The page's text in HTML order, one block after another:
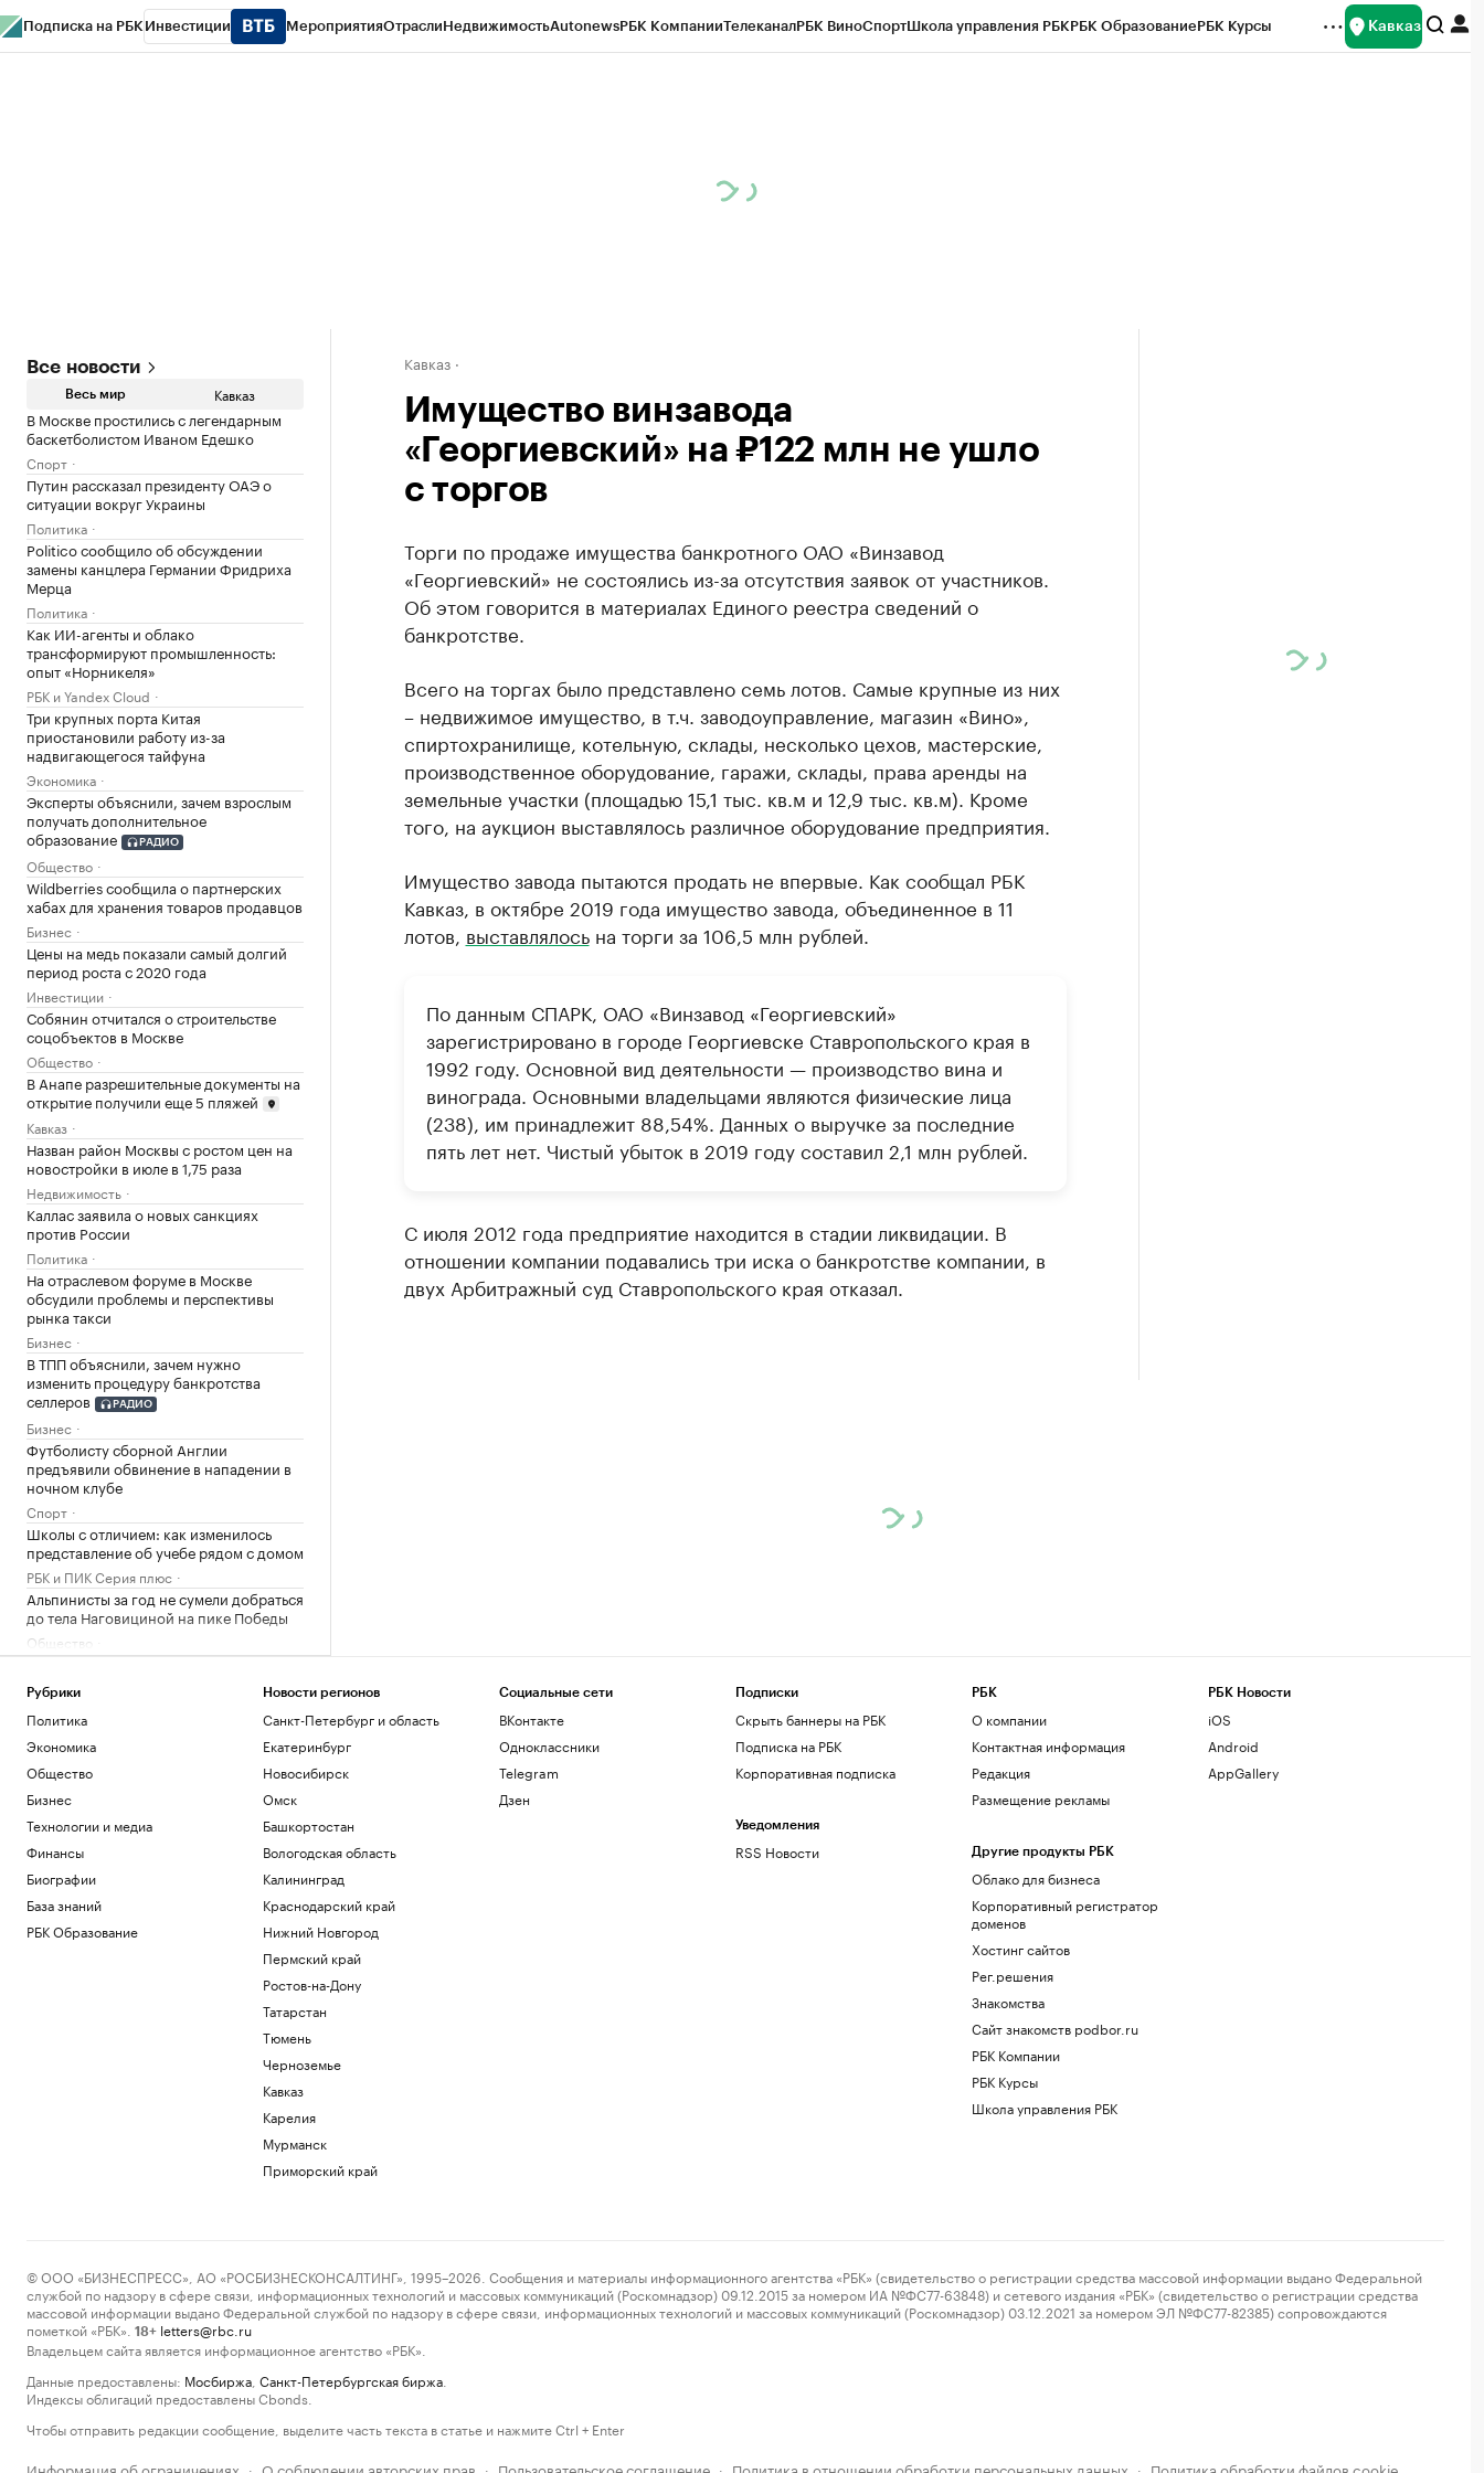
Подписка на РБК Инвестиции МероприятияОтраслиНедвижимостьAutonewsРБК КомпанииТелеканалРБК ВиноСпортШкола управления РБКРБК ОбразованиеРБК Курсы Кавказ
Все новости
Весь мир Кавказ
В Москве простились с легендарным
баскетболистом Иваном Едешко
Спорт
Путин рассказал президенту ОАЭ о
ситуации вокруг Украины
Политика
Politico сообщило об обсуждении
замены канцлера Германии Фридриха
Мерца
Политика
Как ИИ-агенты и облако
трансформируют промышленность:
опыт «Норникеля»
РБК и Yandex Cloud
Три крупных порта Китая
приостановили работу из-за
надвигающегося тайфуна
Экономика
Эксперты объяснили, зачем взрослым
получать дополнительное
образование
РАДИО
Общество
Wildberries сообщила о партнерских
хабах для хранения товаров продавцов
Бизнес
Цены на медь показали самый долгий
период роста с 2020 года
Инвестиции
Собянин отчитался о строительстве
соцобъектов в Москве
Общество
В Анапе разрешительные документы на
открытие получили еще 5 пляжей
Кавказ
Назван район Москвы с ростом цен на
новостройки в июле в 1,75 раза
Недвижимость
Каллас заявила о новых санкциях
против России
Политика
На отраслевом форуме в Москве
обсудили проблемы и перспективы
рынка такси
Бизнес
В ТПП объяснили, зачем нужно
изменить процедуру банкротства
селлеров
РАДИО
Бизнес
Футболисту сборной Англии
предъявили обвинение в нападении в
ночном клубе
Спорт
Школы с отличием: как изменилось
представление об учебе рядом с домом
РБК и ПИК Серия плюс
Альпинисты за год не сумели добраться
до тела Наговициной на пике Победы
Общество
Как найти свое предназначение и
Образование
FT узнала о выборе ЕС — расширяться
«сейчас или никогда»
Политика
Турпоток в Карачаево-Черкесию вырос
вдвое в первом полугодии 2026 г.
Кавказ
Кавказ
Имущество винзавода
«Георгиевский» на ₽122 млн не ушло
с торгов
Торги по продаже имущества банкротного ОАО «Винзавод
«Георгиевский» не состоялись из-за отсутствия заявок от участников.
Об этом говорится в материалах Единого реестра сведений о
банкротстве.
Всего на торгах было представлено семь лотов. Самые крупные из них
– недвижимое имущество, в т.ч. заводоуправление, магазин «Вино»,
спиртохранилище, котельную, склады, несколько цехов, мастерские,
производственное оборудование, гаражи, склады, права аренды на
земельные участки (площадью 15,1 тыс. кв.м и 12,9 тыс. кв.м). Кроме
того, на аукцион выставлялось различное оборудование предприятия.
Имущество завода пытаются продать не впервые. Как сообщал РБК
Кавказ, в октябре 2019 года имущество завода, объединенное в 11
лотов, выставлялосьна торги за 106,5 млн рублей.
По данным СПАРК, ОАО «Винзавод «Георгиевский»
зарегистрировано в городе Георгиевске Ставропольского края в
1992 году. Основной вид деятельности — производство вина и
винограда. Основными владельцами являются физические лица
(238), им принадлежит 88,54%. Данных о выручке за последние
пять лет нет. Чистый убыток в 2019 году составил 2,1 млн рублей.
С июля 2012 года предприятие находится в стадии ликвидации. В
отношении компании подавались три иска о банкротстве компании, в
двух Арбитражный суд Ставропольского края отказал.
Рубрики
Политика
Экономика
Общество
Бизнес
Технологии и медиа
Финансы
Биографии
База знаний
РБК Образование
Новости регионов
Санкт-Петербург и область
Екатеринбург
Новосибирск
Омск
Башкортостан
Вологодская область
Калининград
Краснодарский край
Нижний Новгород
Пермский край
Ростов-на-Дону
Татарстан
Тюмень
Черноземье
Кавказ
Карелия
Мурманск
Приморский край
Социальные сети
ВКонтакте
Одноклассники
Telegram
Дзен
Подписки
Скрыть баннеры на РБК
Подписка на РБК
Корпоративная подписка
Уведомления
RSS Новости
РБК
О компании
Контактная информация
Редакция
Размещение рекламы
Другие продукты РБК
Облако для бизнеса
Корпоративный регистратор
доменов
Хостинг сайтов
Рег.решения
Знакомства
Сайт знакомств podbor.ru
РБК Компании
РБК Курсы
Школа управления РБК
РБК Новости
iOS
Android
AppGallery
© ООО «БИЗНЕСПРЕСС», АО «РОСБИЗНЕСКОНСАЛТИНГ», 1995–2026. Сообщения и материалы информационного агентства «РБК» (свидетельство о регистрации средства массовой информации выдано Федеральной
службой по надзору в сфере связи, информационных технологий и массовых коммуникаций (Роскомнадзор) 09.12.2015 за номером ИА №ФС77-63848) и сетевого издания «РБК» (свидетельство о регистрации средства
массовой информации выдано Федеральной службой по надзору в сфере связи, информационных технологий и массовых коммуникаций (Роскомнадзор) 03.12.2021 за номером ЭЛ №ФС77-82385) сопровождаются
пометкой «РБК».
18+ letters@rbc.ru
Владельцем сайта является информационное агентство «РБК».
Данные предоставлены: Мосбиржа Санкт-Петербургская биржа
Индексы облигаций предоставлены Cbonds.
Чтобы отправить редакции сообщение, выделите часть текста в статье и нажмите Ctrl + Enter
Информация об ограничениях О соблюдении авторских прав Пользовательское соглашение Политика в отношении обработки персональных данных Политика обработки файлов cookie